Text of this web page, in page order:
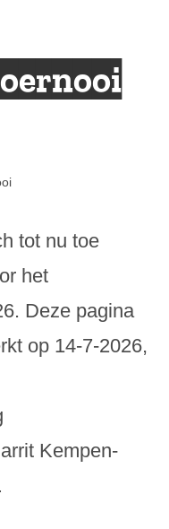
tot nu toe
het
Deze pagina
op 14-7-2026,
Kempen-